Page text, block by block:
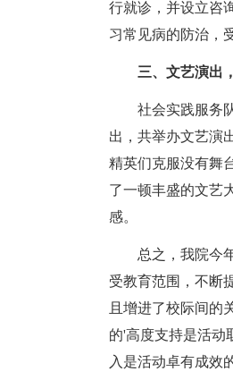
行就诊，并设立咨
习常见病的防治，
三、文艺演出，
社会实践服务队
出，共举办文艺演
精英们克服没有舞
了一顿丰盛的文艺
感。
总之，我院今年“
受教育范围，不断
且增进了校际间的
的'高度支持是活动
入是活动卓有成效